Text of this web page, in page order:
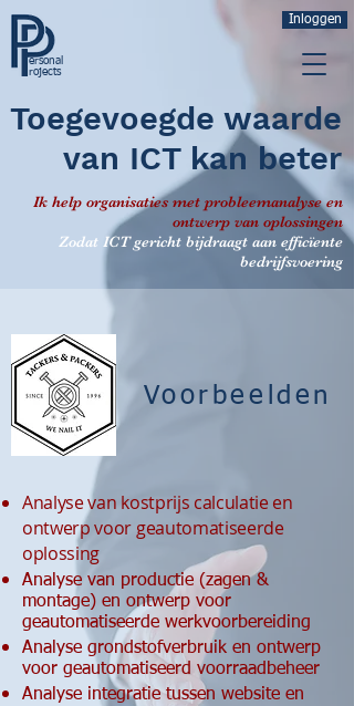
Inloggen
ersonal
rojects
Toegevoegde waarde
van ICT kan beter
Ik help organisaties met probleemanalyse en
ontwerp van oplossingen
Zodat ICT gericht bijdraagt aan efficïente
bedrijfsvoering
Voorbeelden
Analyse van kostprijs calculatie en
ontwerp voor geautomatiseerde
oplossing
Analyse van productie (zagen &
montage) en ontwerp voor
geautomatiseerde werkvoorbereiding
Analyse grondstofverbruik en ontwerp
voor geautomatiseerd voorraadbeheer
Analyse integratie tussen website en